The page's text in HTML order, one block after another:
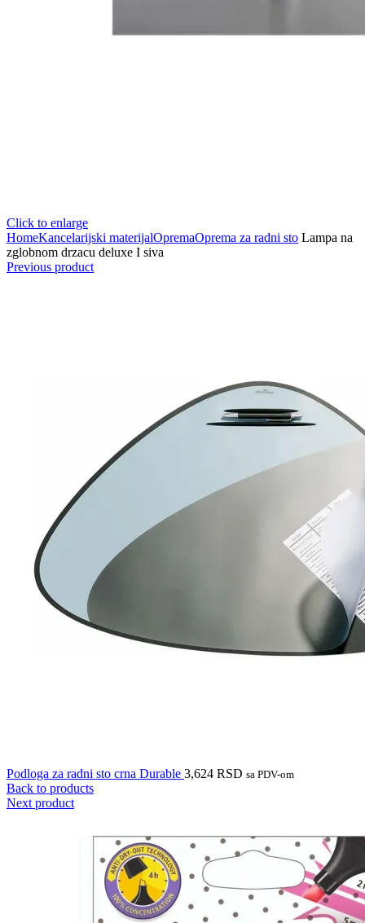
Click to enlarge
HomeKancelarijski materijalOpremaOprema za radni sto Lampa na
zglobnom drzacu deluxe I siva
Previous product
Podloga za radni sto crna Durable 3,624 RSD sa PDV-om
Back to products
Next product